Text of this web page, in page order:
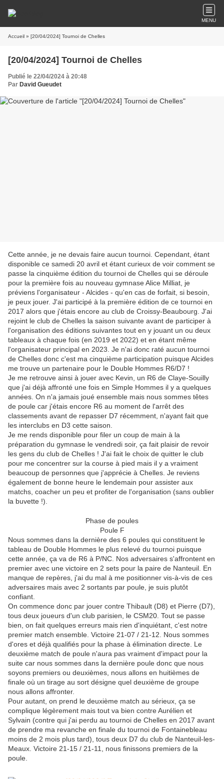
MENU
Accueil » [20/04/2024] Tournoi de Chelles
[20/04/2024] Tournoi de Chelles
Publié le 22/04/2024 à 20:48
Par David Gueudet
Cette année, je ne devais faire aucun tournoi. Cependant, étant
disponible ce samedi 20 avril et étant curieux de voir comment se
passe la cinquième édition du tournoi de Chelles qui se déroule
pour la première fois au nouveau gymnase Alice Milliat, je
préviens l'organisateur - Alcides - qu'en cas de forfait, si besoin,
je peux jouer. J'ai participé à la première édition de ce tournoi en
2017 alors que j'étais encore au club de Croissy-Beaubourg. J'ai
rejoint le club de Chelles la saison suivante avant de participer à
l'organisation des éditions suivantes tout en y jouant un ou deux
tableaux à chaque fois (en 2019 et 2022) et en étant même
l'organisateur principal en 2023. Je n'ai donc raté aucun tournoi
de Chelles donc c'est ma cinquième participation puisque Alcides
me trouve un partenaire pour le Double Hommes R6/D7 !
Je me retrouve ainsi à jouer avec Kevin, un R6 de Claye-Souilly
que j'ai déjà affronté une fois en Simple Hommes il y a quelques
années. On n'a jamais joué ensemble mais nous sommes têtes
de poule car j'étais encore R6 au moment de l'arrêt des
classements avant de repasser D7 récemment, n'ayant fait que
les interclubs en D3 cette saison.
Je me rends disponible pour filer un coup de main à la
préparation du gymnase le vendredi soir, ça fait plaisir de revoir
les gens du club de Chelles ! J'ai fait le choix de quitter le club
pour me concentrer sur la course à pied mais il y a vraiment
beaucoup de personnes que j'apprécie à Chelles. Je reviens
également de bonne heure le lendemain pour assister aux
matchs, coacher un peu et profiter de l'organisation (sans oublier
la buvette !).
Phase de poules
Poule F
Nous sommes dans la dernière des 6 poules qui constituent le
tableau de Double Hommes le plus relevé du tournoi puisque
cette année, ça va de R6 à P/NC. Nos adversaires s'affrontent en
premier avec une victoire en 2 sets pour la paire de Nanteuil. En
manque de repères, j'ai du mal à me positionner vis-à-vis de ces
adversaires mais avec 2 sortants par poule, je suis plutôt
confiant.
On commence donc par jouer contre Thibault (D8) et Pierre (D7),
tous deux joueurs d'un club parisien, le CSM20. Tout se passe
bien, on fait quelques erreurs mais rien d'inquiétant, c'est notre
premier match ensemble. Victoire 21-07 / 21-12. Nous sommes
d'ores et déjà qualifiés pour la phase à élimination directe. Le
deuxième match de poule n'aura pas vraiment d'impact pour la
suite car nous sommes dans la dernière poule donc que nous
soyons premiers ou deuxièmes, nous allons en huitièmes de
finale où un tirage au sort désigne quel deuxième de groupe
nous allons affronter.
Pour autant, on prend le deuxième match au sérieux, ça se
complique légèrement mais tout va bien contre Aurélien et
Sylvain (contre qui j'ai perdu au tournoi de Chelles en 2017 avant
de prendre ma revanche en finale du tournoi de Fontainebleau
moins de 2 mois plus tard), tous deux D7 du club de Nanteuil-les-
Meaux. Victoire 21-15 / 21-11, nous finissons premiers de la
poule.